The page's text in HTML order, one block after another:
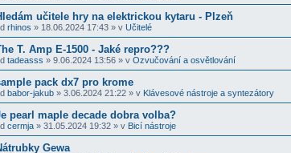
učitele hry na elektrickou kytaru - Plzeň
rhinos » 18.06.2024 17:43 » v Učitelé
T. Amp E-1500 - Jaké repro???
tadeasss » 9.06.2024 13:56 » v Ozvučování a osvětlování
pack dx7 pro krome
babor-jakub » 3.06.2024 21:22 » v Klávesové nástroje a syntezátory
pearl maple decade dobra volba?
cermja » 31.05.2024 19:32 » v Bicí nástroje
Gewa